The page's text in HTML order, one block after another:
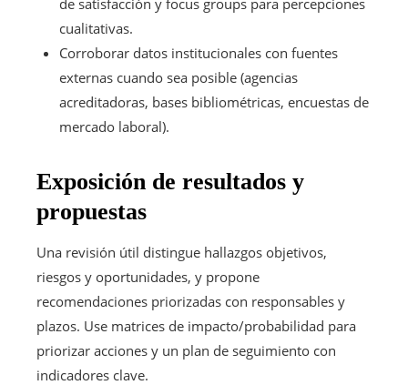
cualitativas.
Corroborar datos institucionales con fuentes
externas cuando sea posible (agencias
acreditadoras, bases bibliométricas, encuestas de
mercado laboral).
Exposición de resultados y
propuestas
Una revisión útil distingue hallazgos objetivos,
riesgos y oportunidades, y propone
recomendaciones priorizadas con responsables y
plazos. Use matrices de impacto/probabilidad para
priorizar acciones y un plan de seguimiento con
indicadores clave.